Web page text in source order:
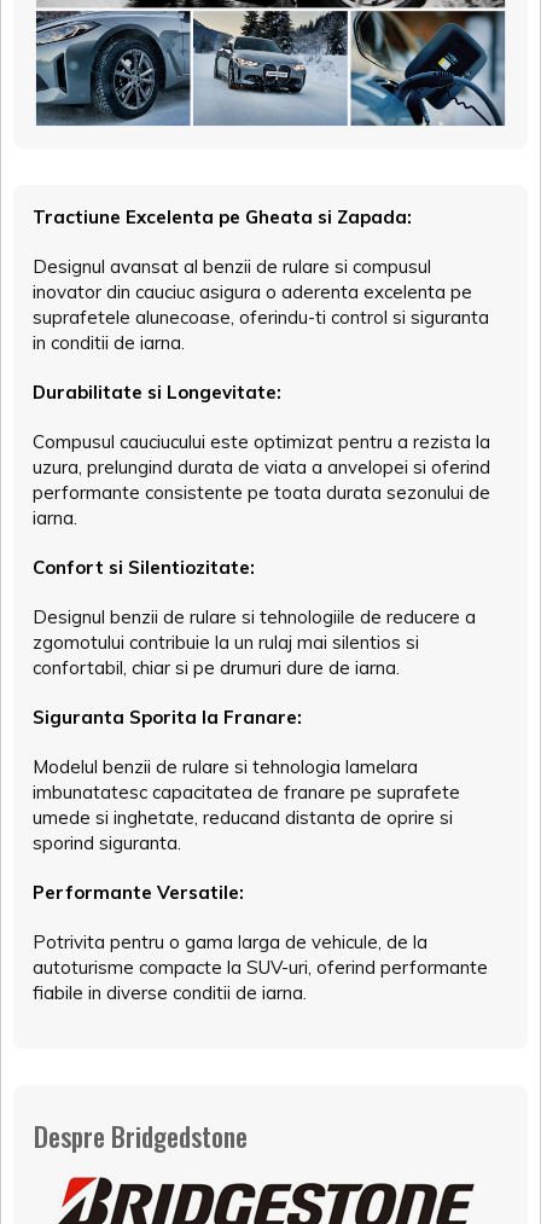
Tractiune Excelenta pe Gheata si Zapada:
Designul avansat al benzii de rulare si compusul
inovator din cauciuc asigura o aderenta excelenta pe
suprafetele alunecoase, oferindu-ti control si siguranta
in conditii de iarna.
Durabilitate si Longevitate:
Compusul cauciucului este optimizat pentru a rezista la
uzura, prelungind durata de viata a anvelopei si oferind
performante consistente pe toata durata sezonului de
iarna.
Confort si Silentiozitate:
Designul benzii de rulare si tehnologiile de reducere a
zgomotului contribuie la un rulaj mai silentios si
confortabil, chiar si pe drumuri dure de iarna.
Siguranta Sporita la Franare:
Modelul benzii de rulare si tehnologia lamelara
imbunatatesc capacitatea de franare pe suprafete
umede si inghetate, reducand distanta de oprire si
sporind siguranta.
Performante Versatile:
Potrivita pentru o gama larga de vehicule, de la
autoturisme compacte la SUV-uri, oferind performante
fiabile in diverse conditii de iarna.
Despre Bridgedstone